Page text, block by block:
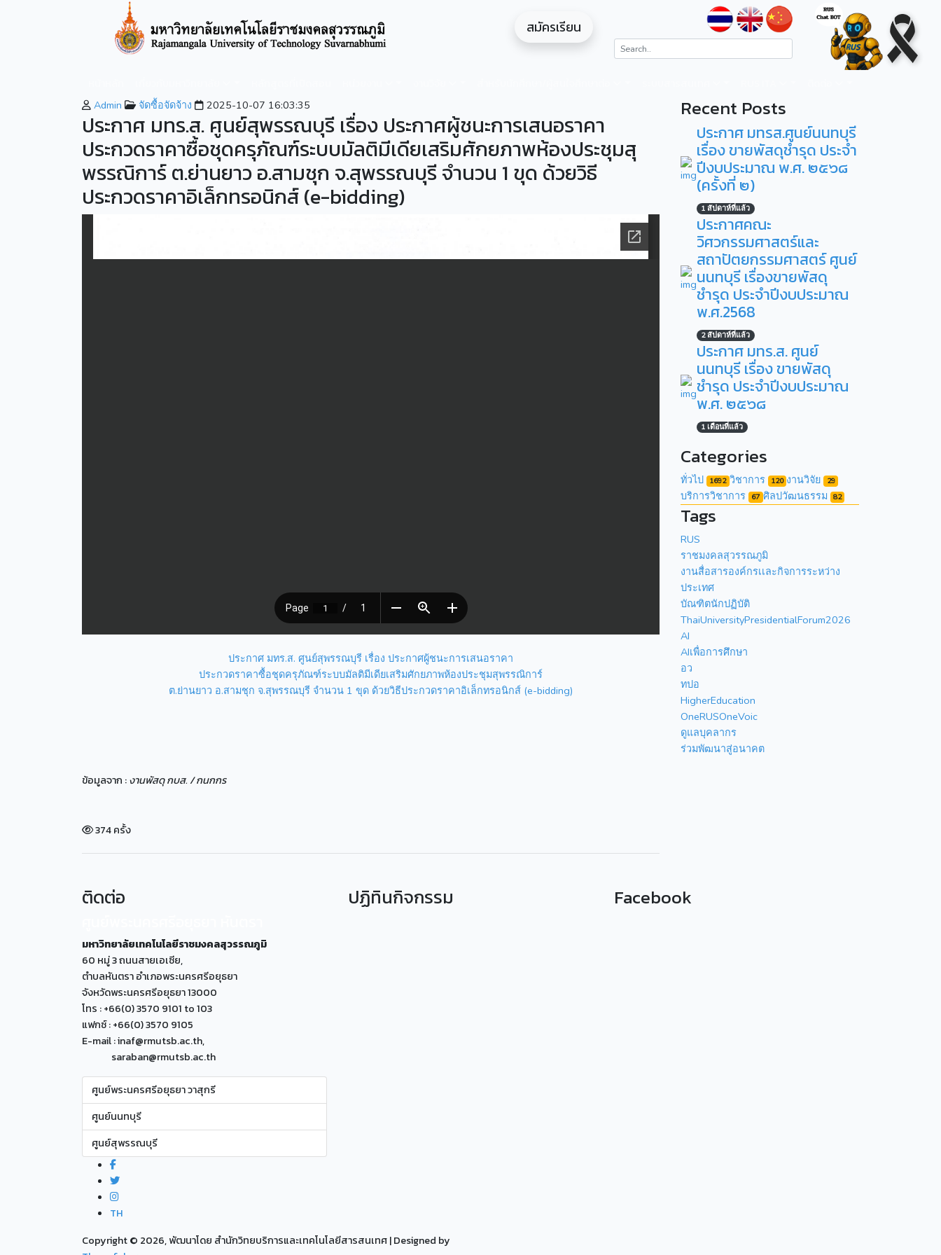
สมัครเรียน
Admin จัดซื้อจัดจ้าง 2025-10-07 16:03:35
ประกาศ มทร.ส. ศูนย์สุพรรณบุรี เรื่อง ประกาศผู้ชนะการเสนอราคา
ประกวดราคาซื้อชุดครุภัณฑ์ระบบมัลติมีเดียเสริมศักยภาพห้องประชุมสุ
พรรณิการ์ ต.ย่านยาว อ.สามชุก จ.สุพรรณบุรี จำนวน 1 ขุด ด้วยวิธี
ประกวดราคาอิเล็กทรอนิกส์ (e-bidding)
ประกาศ มทร.ส. ศูนย์สุพรรณบุรี เรื่อง ประกาศผู้ชนะการเสนอราคา
ประกวดราคาซื้อชุดครุภัณฑ์ระบบมัลติมีเดียเสริมศักยภาพห้องประชุมสุพรรณิการ์
ต.ย่านยาว อ.สามชุก จ.สุพรรณบุรี จำนวน 1 ขุด ด้วยวิธีประกวดราคาอิเล็กทรอนิกส์ (e-bidding)
ข้อมูลจาก :งานพัสดุ กบส. / กนกกร
374 ครั้ง
Recent Posts
ประกาศ มทรส.ศูนย์นนทบุรี
เรื่อง ขายพัสดุชำรุด ประจำ
ปีงบประมาณ พ.ศ. ๒๕๖๘
(ครั้งที่ ๒)
1 สัปดาห์ที่แล้ว
ประกาศคณะ
วิศวกรรมศาสตร์และ
สถาปัตยกรรมศาสตร์ ศูนย์
นนทบุรี เรื่องขายพัสดุ
ชำรุด ประจำปีงบประมาณ
พ.ศ.2568
2 สัปดาห์ที่แล้ว
ประกาศ มทร.ส. ศูนย์
นนทบุรี เรื่อง ขายพัสดุ
ชำรุด ประจำปีงบประมาณ
พ.ศ. ๒๕๖๘
1 เดือนที่แล้ว
Categories
ทั่วไป 1692 วิชาการ 120 งานวิจัย 29
บริการวิชาการ 67 ศิลปวัฒนธรรม 82
Tags
RUS
ราชมงคลสุวรรณภูมิ
งานสื่อสารองค์กรเเละกิจการระหว่าง
ประเทศ
บัณฑิตนักปฏิบัติ
ThaiUniversityPresidentialForum2026
AI
AIเพื่อการศึกษา
อว
ทปอ
HigherEducation
OneRUSOneVoic
ดูแลบุคลากร
ร่วมพัฒนาสู่อนาคต
ติดต่อ
มหาวิทยาลัยเทคโนโลยีราชมงคลสุวรรณภูมิ
60 หมู่ 3 ถนนสายเอเซีย,
ตำบลหันตรา อำเภอพระนครศรีอยุธยา
จังหวัดพระนครศรีอยุธยา 13000
โทร : +66(0) 3570 9101 to 103
แฟกซ์ : +66(0) 3570 9105
E-mail : inaf@rmutsb.ac.th,
saraban@rmutsb.ac.th
ศูนย์พระนครศรีอยุธยา วาสุกรี
ศูนย์นนทบุรี
ศูนย์สุพรรณบุรี
TH
ปฏิทินกิจกรรม Facebook
Copyright © 2026, พัฒนาโดย สำนักวิทยบริการและเทคโนโลยีสารสนเทศ| Designed by